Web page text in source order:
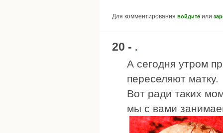
Для комментирования войдите или
20 - .
А сегодня утром
переселяют матку.
Вот ради таких
мы с вами